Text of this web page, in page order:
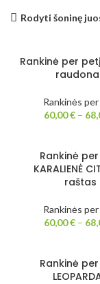
Rodyti šoninę
Rankinė per petį
Rankinės
60,00€ –
Rankinė
KARALIENĖ
raštas
Rankinės
60,00€ –
Rankinė